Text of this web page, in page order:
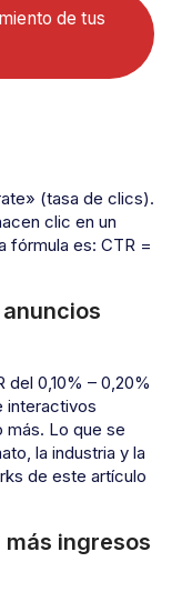
de tus
(tasa de clics).
clic en un
fórmula es: CTR =
anuncios
del 0,10% – 0,20%
interactivos
más. Lo que se
la industria y la
de este artículo
más ingresos